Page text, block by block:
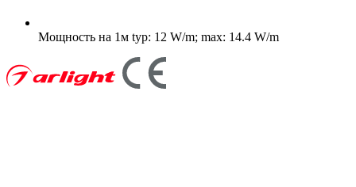
Мощность на 1м typ: 12 W/m; max: 14.4 W/m